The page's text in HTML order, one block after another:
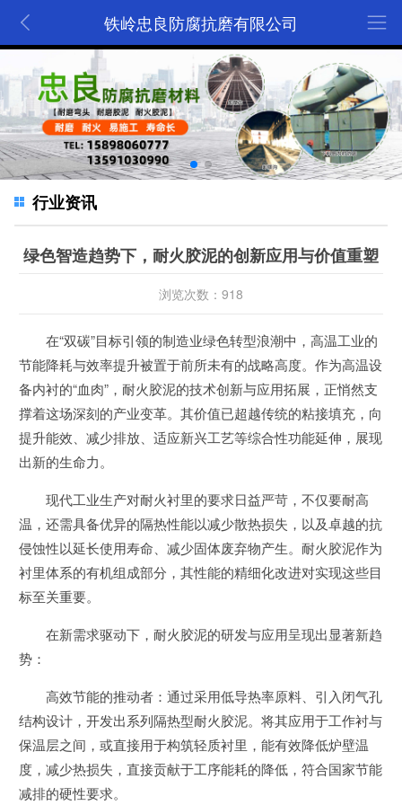
铁岭忠良防腐抗磨有限公司
行业资讯
绿色智造趋势下，耐火胶泥的创新应用与价值重塑
浏览次数：918
在“双碳”目标引领的制造业绿色转型浪潮中，高温工业的
节能降耗与效率提升被置于前所未有的战略高度。作为高温设
备内衬的“血肉”，耐火胶泥的技术创新与应用拓展，正悄然支
撑着这场深刻的产业变革。其价值已超越传统的粘接填充，向
提升能效、减少排放、适应新兴工艺等综合性功能延伸，展现
出新的生命力。
现代工业生产对耐火衬里的要求日益严苛，不仅要耐高
温，还需具备优异的隔热性能以减少散热损失，以及卓越的抗
侵蚀性以延长使用寿命、减少固体废弃物产生。耐火胶泥作为
衬里体系的有机组成部分，其性能的精细化改进对实现这些目
标至关重要。
在新需求驱动下，耐火胶泥的研发与应用呈现出显著新趋
势：
高效节能的推动者：通过采用低导热率原料、引入闭气孔
结构设计，开发出系列隔热型耐火胶泥。将其应用于工作衬与
保温层之间，或直接用于构筑轻质衬里，能有效降低炉壁温
度，减少热损失，直接贡献于工序能耗的降低，符合国家节能
减排的硬性要求。